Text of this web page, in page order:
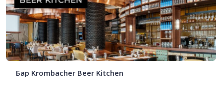
Бар Krombacher Beer Kitchen